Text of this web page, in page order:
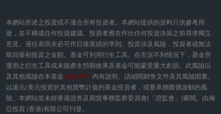
本網站所述之投資或不適合所有投資者。本網站提供的資料只供參考用
途，並不構成任何投資建議。投資者應在作出任何投資決策之前尋求獨立
意見。過往表現未必可作日後業績的準則。投資涉及風險，投資者或無法
取回最初投資之金額。基金可利用衍生工具。在市況不利情況下，基金所
運用之衍生工具或未能產生預期效果及基金可能蒙受重大虧損。此風險以
及其他風險在本基金 銷售文件 內有說明。請細閱銷售文件及其風險因素。
以港元/美元投資於其他貨幣計值的基金投資者，或要承擔匯價波動的風
險。本網站並未經香港證券及期貨事務監察委員會(「證監會」)審閱。由瀚
亞投資 (香港)有限公司刊發。